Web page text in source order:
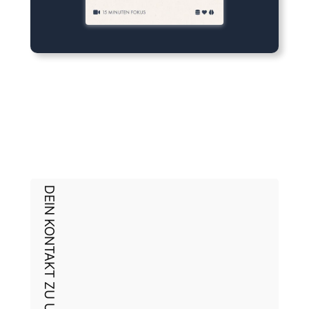
DEIN KONTAKT ZU UNS